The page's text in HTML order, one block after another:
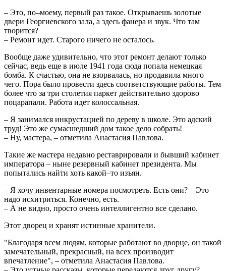
– Это, по–моему, первый раз такое. Открываешь золотые
двери Георгиевского зала, а здесь фанера и звук. Что там
творится?
– Ремонт идет. Старого ничего не осталось.
Вообще даже удивительно, что этот ремонт делают только
сейчас, ведь еще в июле 1941 года сюда попала немецкая
бомба. К счастью, она не взорвалась, но продавила много
чего. Пора было провести здесь соответствующие работы. Тем
более что за три столетия паркет действительно здорово
поцарапали. Работа идет колоссальная.
– Я занимался инкрустацией по дереву в школе. Это адский
труд! Это же сумасшедший дом такое дело собрать!
– Ну, мастера, – отметила Анастасия Павлова.
Такие же мастера недавно реставрировали и бывший кабинет
императора – ныне резервный кабинет президента. Мы
попытались найти хоть какой–то изъян.
– Я хочу инвентарные номера посмотреть. Есть они? – Это
надо исхитриться. Конечно, есть.
– А не видно, просто очень интеллигентно все сделано.
Этот дворец и хранят истинные хранители.
"Благодаря всем людям, которые работают во дворце, он такой
замечательный, прекрасный, на всех производит
впечатление", – отметила Анастасия Павлова.